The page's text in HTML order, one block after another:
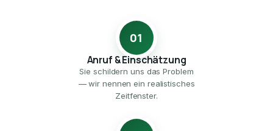
01
Anruf & Einschätzung
Sie schildern uns das Problem
— wir nennen ein realistisches
Zeitfenster.